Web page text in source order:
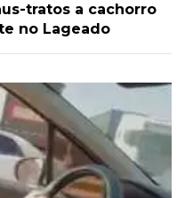
tratos a cachorro
no Lageado